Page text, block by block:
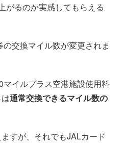
がるのか実感してもらえる
交換マイル数が変更されま
イルプラス空港施設使用料
通常交換できるマイル数の
すが、それでもJALカード